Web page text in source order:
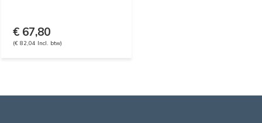
€ 67,80
(€ 82,04 Incl. btw)